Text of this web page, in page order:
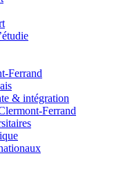
Ferrand
& intégration
Ferrand